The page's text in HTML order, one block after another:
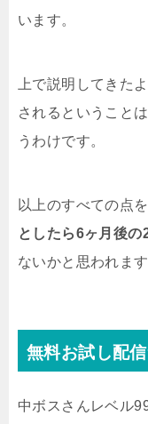
います。
上で説明してきた
されるということ
うわけです。
以上のすべての点
としたら6ヶ月後
ないかと思われます
無料お試し配
中ボスさんレベル